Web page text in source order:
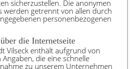
sicherzustellen. Die anonymen
werden getrennt von allen durch
personenbezogenen
die Internetseite
Vilseck enthält aufgrund von
die eine schnelle
zu unserem Unternehmen